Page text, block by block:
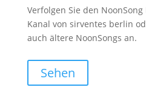
Verfolgen Sie den NoonSong
Kanal von sirventes berlin
auch ältere NoonSongs an.
Sehen